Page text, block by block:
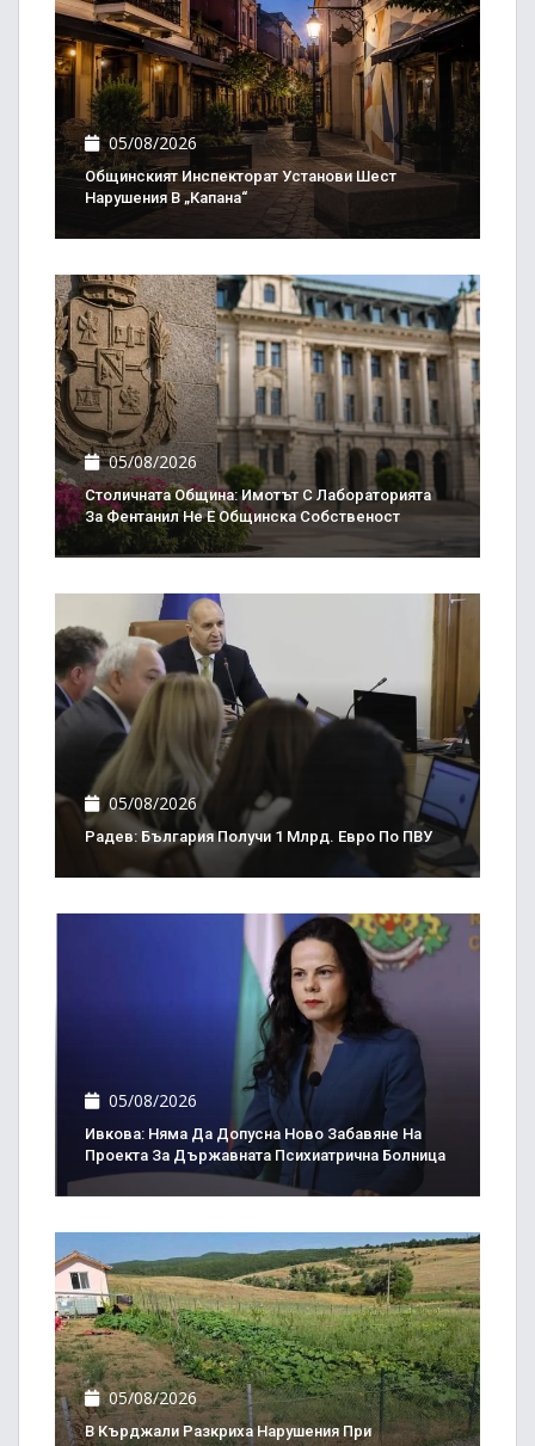
05/08/2026
Общинският Инспекторат Установи Шест
Нарушения В „Капана“
05/08/2026
Столичната Община: Имотът С Лабораторията
За Фентанил Не Е Общинска Собственост
05/08/2026
Радев: България Получи 1 Млрд. Евро По ПВУ
05/08/2026
Ивкова: Няма Да Допусна Ново Забавяне На
Проекта За Държавната Психиатрична Болница
05/08/2026
В Кърджали Разкриха Нарушения При